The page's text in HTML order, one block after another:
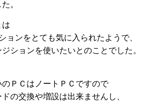
。
は
ョンをとても気に入られたようで、
ションを使いたいとのことでした。
ＰＣはノートＰＣですので
の交換や増設は出来ませんし、